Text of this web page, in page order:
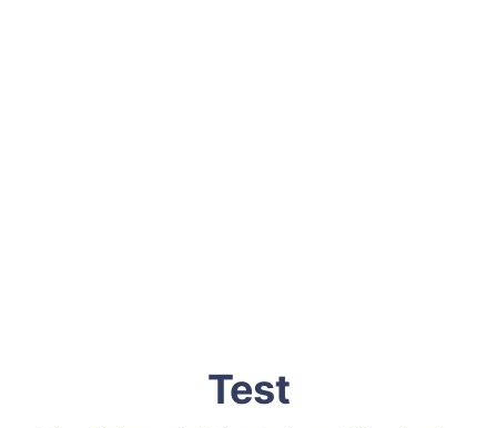
Test